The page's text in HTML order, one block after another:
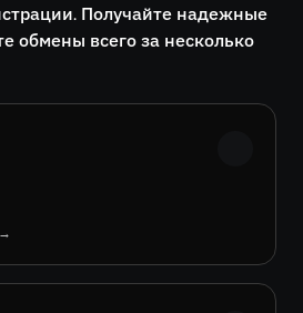
Получайте надежные
обмены всего за несколько